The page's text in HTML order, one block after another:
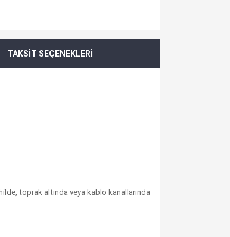
TAKSİT SEÇENEKLERİ
toprak altında veya kablo kanallarında